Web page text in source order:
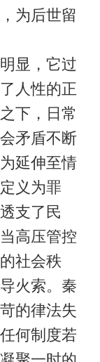
为后世留
显，它过
人性的正
下，日常
矛盾不断
延伸至情
义为罪
支了民
高压管控
社会秩
火索。秦
的律法失
何制度若